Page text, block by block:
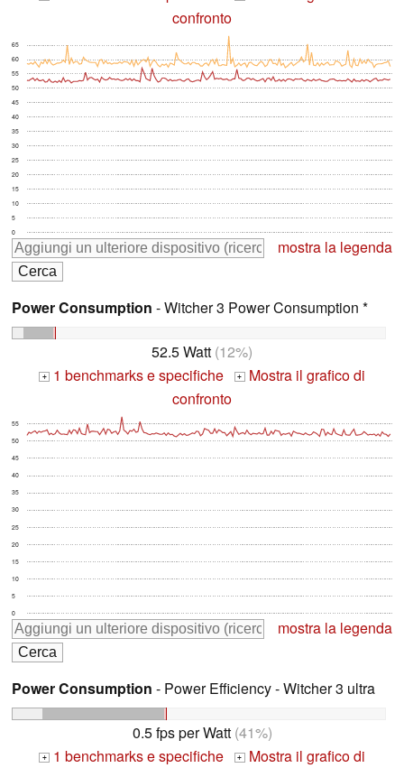
confronto
0
5
10
15
20
25
30
35
40
45
50
55
60
65
mostra la legenda
Power Consumption - Witcher 3 Power Consumption *
52.5 Watt (12%)
+ 1 benchmarks e specifiche + Mostra il grafico di
confronto
0
5
10
15
20
25
30
35
40
45
50
55
mostra la legenda
Power Consumption - Power Efficiency - Witcher 3 ultra
0.5 fps per Watt(41%)
+ 1 benchmarks e specifiche + Mostra il grafico di